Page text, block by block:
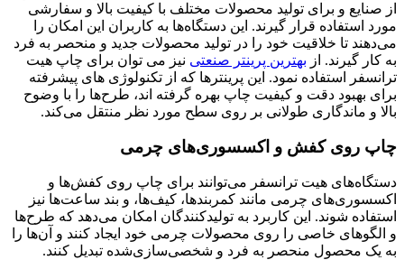
از صنایع و برای تولید محصولات مختلف با کیفیت بالا و سفارشی
مورد استفاده قرار گیرند. این دستگاه‌ها به کاربران این امکان را
می‌دهند تا خلاقیت خود را در تولید محصولات جدید و منحصر به فرد
به کار گیرند. از بهترین پرینتر صنعتی نیز می توان برای چاپ هیت
ترانسفر استفاده نمود. این پرینترها که از تکنولوژی های پیشرفته
برای بهبود دقت و کیفیت چاپ بهره گرفته اند، طرح‌ها را با وضوح
بالا و ماندگاری طولانی بر روی سطح مورد نظر منتقل می‌کند.
چاپ روی کفش و اکسسوری‌های چرمی
دستگاه‌های هیت ترانسفر می‌توانند برای چاپ روی کفش‌ها و
اکسسوری‌های چرمی مانند کمربندها، کیف‌ها، و بند ساعت‌ها نیز
استفاده شوند. این کاربرد به تولیدکنندگان امکان می‌دهد که طرح‌ها
و الگوهای خاصی را روی محصولات چرمی خود ایجاد کنند و آن‌ها را
به یک محصول منحصر به فرد و شخصی‌سازی‌شده تبدیل کنند.